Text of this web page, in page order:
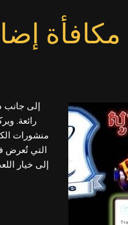
إلى جانب
رائعة.
منشورات
التي تُعرض
إلى خيار